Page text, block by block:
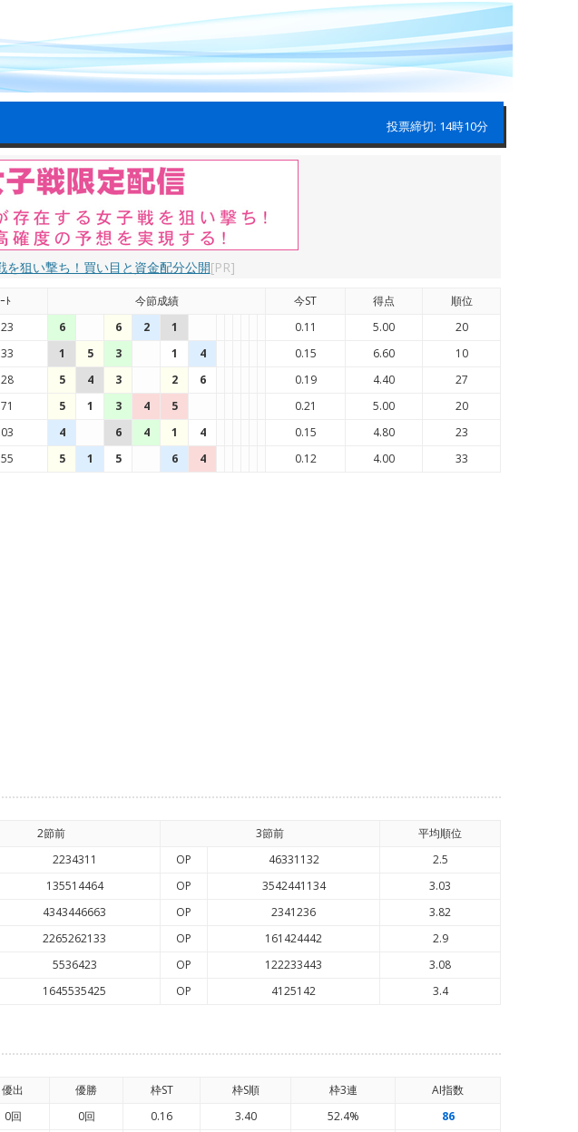
投票締切: 14時10分
狙い撃ち！買い目と資金配分公開[PR]
ﾄ 今節成績 今ST 得点
順位
6 6 2 1 0.11 5.00
20
1 5 3 1 4 0.15 6.60
10
5 4 3 2 6 0.19 4.40
27
5 1 3 4 5 0.21 5.00
20
4 6 4 1 4 0.15 4.80
23
5 1 5 6 4 0.12 4.00 33
2節前 3節前 平均順位
2234311 OP 46331132
2.5
135514464 OP 3542441134
3.03
4343446663 OP 2341236
3.82
2265262133 OP 161424442
2.9
5536423 OP 122233443
3.08
1645535425 OP 4125142 3.4
優出 優勝 枠ST 枠S順 枠3連 AI指数
0回 0回 0.16 3.40 52.4%
86